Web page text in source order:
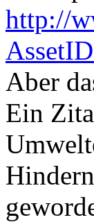
http://
Aber
Ein